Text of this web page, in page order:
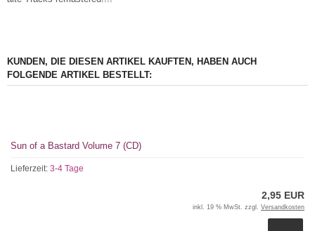
KUNDEN, DIE DIESEN ARTIKEL KAUFTEN, HABEN AUCH
FOLGENDE ARTIKEL BESTELLT:
Sun of a Bastard Volume 7 (CD)
Lieferzeit: 3-4 Tage
2,95 EUR
inkl. 19 % MwSt. zzgl. Versandkosten